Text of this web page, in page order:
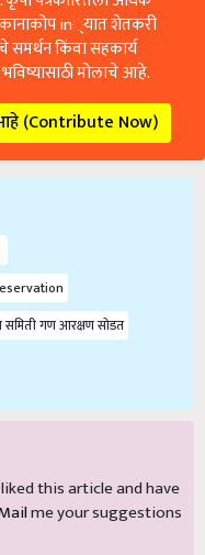
कानाकोप in्यात शेतकरी
समर्थन किंवा सहकार्य
मोलाचे आहे.
(Contribute Now)
समिती गण आरक्षण सोडत
this article and have
me your suggestions